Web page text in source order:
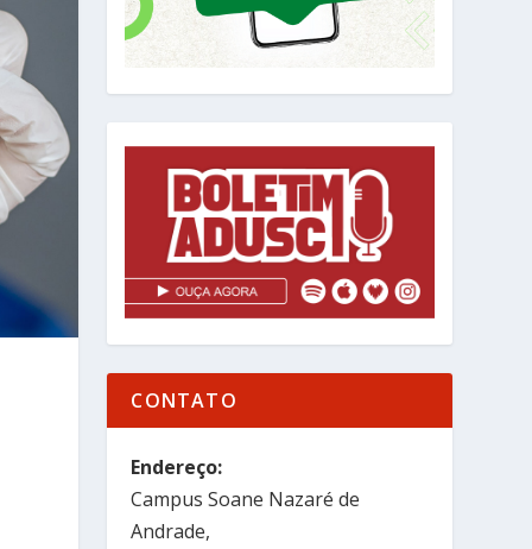
CONTATO
Endereço:
Campus Soane Nazaré de
Andrade,